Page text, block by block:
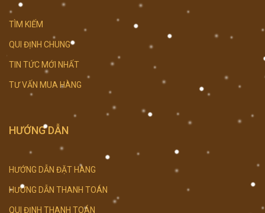
TÌM KIẾM
QUI ĐỊNH CHUNG
TIN TỨC MỚI NHẤT
TƯ VẤN MUA HÀNG
HƯỚNG DẪN
HƯỚNG DẪN ĐẶT HÀNG
HƯỚNG DẪN THANH TOÁN
QUI ĐỊNH THANH TOÁN